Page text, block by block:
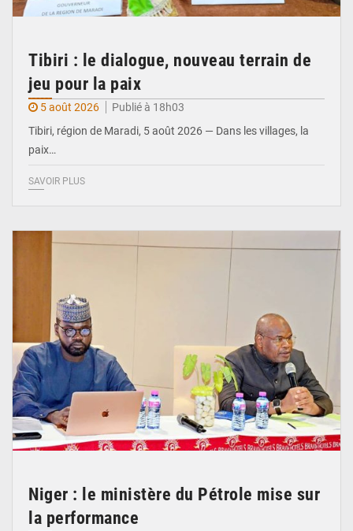
Tibiri : le dialogue, nouveau terrain de
jeu pour la paix
5 août 2026
Publié à 18h03
Tibiri, région de Maradi, 5 août 2026 — Dans les villages, la
paix…
SAVOIR PLUS
Niger : le ministère du Pétrole mise sur
la performance